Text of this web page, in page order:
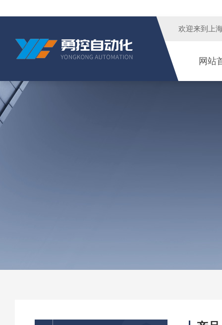
欢迎来到 上
网站